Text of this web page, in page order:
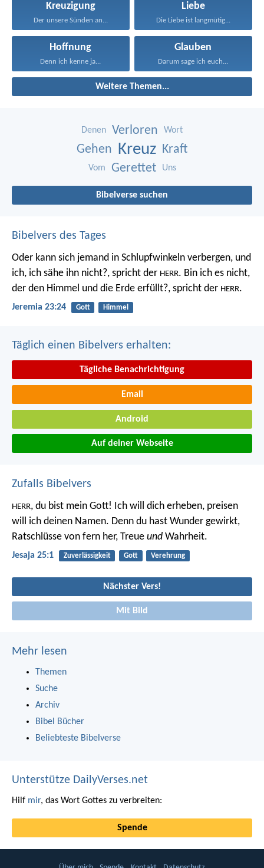
Kreuzigung
Der unsere Sünden an...
Liebe
Die Liebe ist langmütig...
Hoffnung
Denn ich kenne ja...
Glauben
Darum sage ich euch...
Weitere Themen...
Denen Verloren Wort
Gehen Kreuz Kraft
Vom Gerettet Uns
Bibelverse suchen
Bibelvers des Tages
Oder kann sich jemand in Schlupfwinkeln verbergen, und
ich, ich sähe ihn nicht?, spricht der HERR. Bin ich es nicht,
der den Himmel und die Erde erfüllt?, spricht der HERR.
Jeremia 23:24 Gott Himmel
Täglich einen Bibelvers erhalten:
Tägliche Benachrichtigung
Email
Android
Auf deiner Webseite
Zufalls Bibelvers
HERR, du bist mein Gott! Ich will dich erheben, preisen
will ich deinen Namen. Denn du hast Wunder gewirkt,
Ratschlüsse von fern her, Treue und Wahrheit.
Jesaja 25:1 Zuverlässigkeit Gott Verehrung
Nächster Vers!
Mit Bild
Mehr lesen
Themen
Suche
Archiv
Bibel Bücher
Beliebteste Bibelverse
Unterstütze DailyVerses.net
Hilf mir, das Wort Gottes zu verbreiten:
Spende